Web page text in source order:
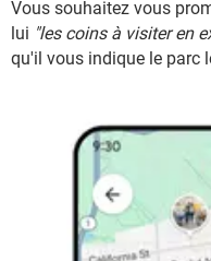
Vous souhaitez vous
lui "les coins à visiter en
qu'il vous indique le parc